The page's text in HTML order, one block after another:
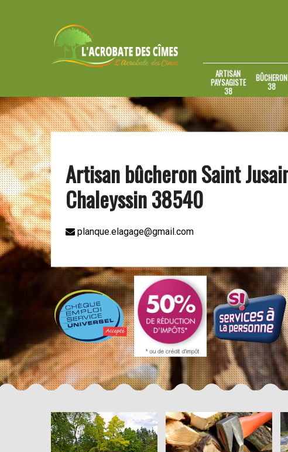
ARTISAN
PAYSAGISTE
38
BÛCHERON
38
Artisan bûcheron Saint
Chaleyssin 38540
planque.elagage@gmail.com